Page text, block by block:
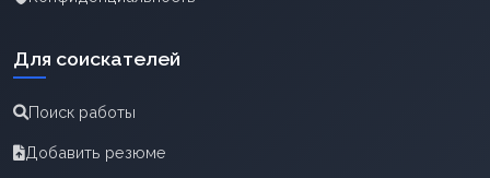
Для соискателей
Поиск работы
Добавить резюме